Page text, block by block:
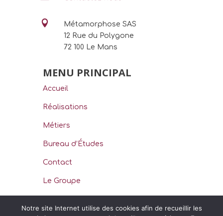

Métamorphose SAS
12 Rue du Polygone
72 100 Le Mans
MENU PRINCIPAL
Accueil
Réalisations
Métiers
Bureau d’Études
Contact
Le Groupe
Notre site Internet utilise des cookies afin de recueillir les